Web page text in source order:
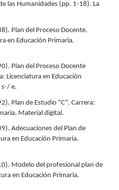
las Humanidades (pp. 1-18). La
Plan del Proceso Docente.
en Educación Primaria.
Plan del Proceso Docente
Licenciatura en Educación
s-/ e.
Plan de Estudio "C". Carrera:
Material digital.
Adecuaciones del Plan de
en Educación Primaria.
Modelo del profesional plan de
en Educación Primaria.